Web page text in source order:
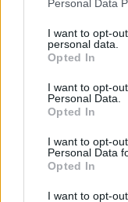
not limited to your
grant or deny
use your data for
consent section.
Personal Data
I want to opt-
personal data.
Opted In
I want to opt-
Personal Data.
Opted In
I want to opt-
Personal Data
Opted In
I want to opt-